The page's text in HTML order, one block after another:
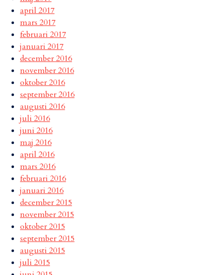
april 2017
mars 2017
februari 2017
januari 2017
december 2016
november 2016
oktober 2016
september 2016
augusti 2016
juli 2016
juni 2016
maj 2016
april 2016
mars 2016
februari 2016
januari 2016
december 2015
november 2015
oktober 2015
september 2015
augusti 2015
juli 2015